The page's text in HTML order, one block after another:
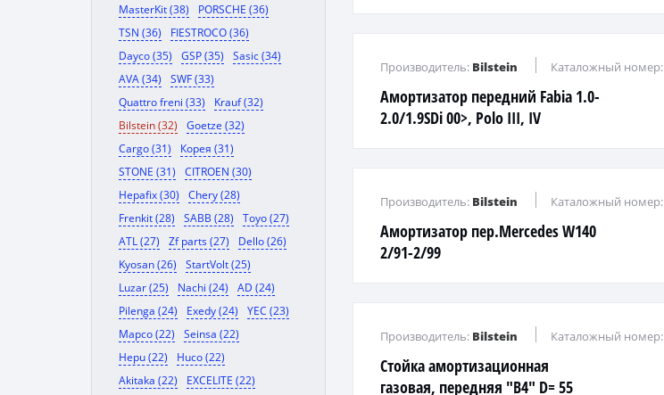
MasterKit (38)
PORSCHE (36)
TSN (36)
FIESTROCO (36)
Dayco (35)
GSP (35)
Sasic (34)
AVA (34)
SWF (33)
Quattro freni (33)
Krauf (32)
Bilstein (32)
Goetze (32)
Cargo (31)
Корея (31)
STONE (31)
CITROEN (30)
Hepafix (30)
Chery (28)
Frenkit (28)
SABB (28)
Toyo (27)
ATL (27)
Zf parts (27)
Dello (26)
Kyosan (26)
StartVolt (25)
Luzar (25)
Nachi (24)
AD (24)
Pilenga (24)
Exedy (24)
YEC (23)
Mapco (22)
Seinsa (22)
Hepu (22)
Huco (22)
Akitaka (22)
EXCELITE (22)
Амортизатор передний Fabia 1.0-
2.0/1.9SDi 00>, Polo III, IV
Производитель: Bilstein Каталожный номер:
Амортизатор пер.Mercedes W140
2/91-2/99
Производитель: Bilstein Каталожный номер:
Стойка амортизационная
газовая, передняя "B4" D= 55
Производитель: Bilstein Каталожный номер: